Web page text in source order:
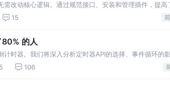
改动核心逻辑。通过规范接口、安装和管理插件，提高
15
80% 的人
时器。我们将深入分析定时器API的选择、事件循环的
性和效率。
106